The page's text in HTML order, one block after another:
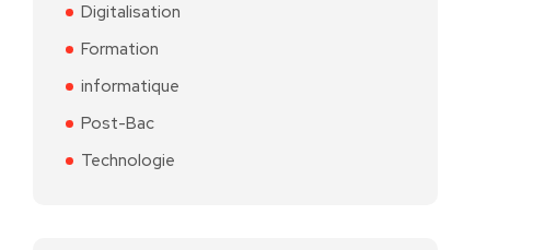
Digitalisation
Formation
informatique
Post-Bac
Technologie